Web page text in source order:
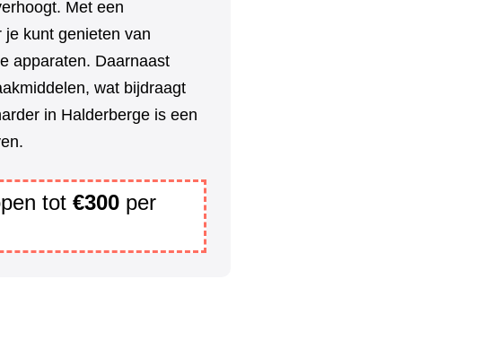
Met een
kunt genieten van
apparaten. Daarnaast
wat bijdraagt
in Halderberge is een
tot €300 per